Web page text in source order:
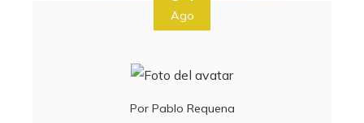
Ago
Por Pablo Requena